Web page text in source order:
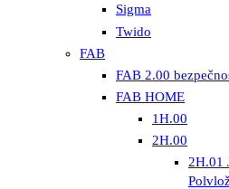
Sigma
Twido
FAB
FAB 2.00
FAB HOME
1H.00
2H.00
2H.01